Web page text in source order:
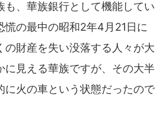
も、華族銀行として機能してい
慌の最中の昭和2年4月21日に
の財産を失い没落する人々が大
に見える華族ですが、その大半
に火の車という状態だったので